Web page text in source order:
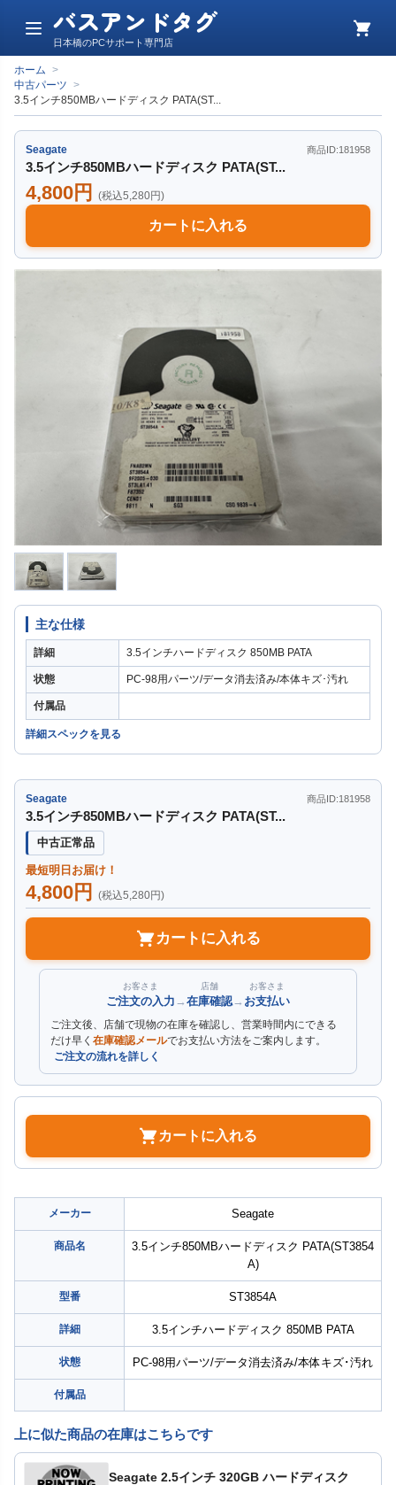
メ
ュ
ー
バスアンドタグ
日本橋のPCサポート専門店
カ
ホーム >
中古パーツ >
3.5インチ850MBハードディスク PATA(ST...
Seagate 商品ID:181958
3.5インチ850MBハードディスク PATA(ST...
4,800円 (税込5,280円)
カートに入れる
主な仕様
詳細 3.5インチハードディスク 850MB PATA
状態 PC-98用パーツ/データ消去済み/本体キズ･汚れ
付属品
詳細スペックを見る
Seagate 商品ID:181958
3.5インチ850MBハードディスク PATA(ST...
中古正常品
最短明日お届け！
4,800円 (税込5,280円)
カートに入れる
お客さま
ご注文の入力 →
店舗
在庫確認→
お客さま
お支払い
ご注文後、店舗で現物の在庫を確認し、営業時間内にできる
だけ早く 在庫確認メールでお支払い方法をご案内します。
ご注文の流れを詳しく
カートに入れる
メーカー Seagate
商品名
3.5インチ850MBハードディスク PATA(ST3854
A)
型番 ST3854A
詳細 3.5インチハードディスク 850MB PATA
状態 PC-98用パーツ/データ消去済み/本体キズ･汚れ
付属品
上に似た商品の在庫はこちらです
Seagate 2.5インチ 320GB ハードディスク